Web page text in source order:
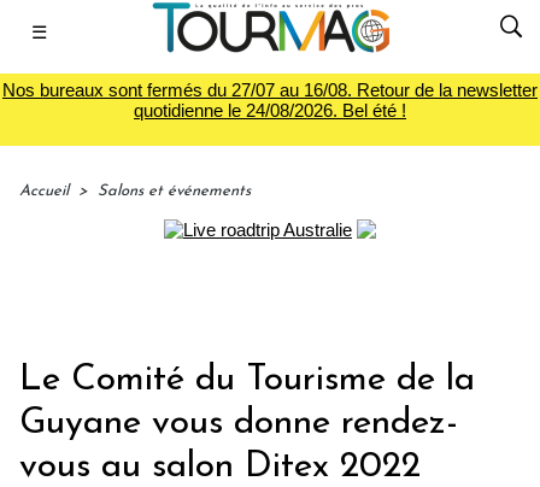
☰
Nos bureaux sont fermés du 27/07 au 16/08. Retour de la newsletter
quotidienne le 24/08/2026. Bel été !
Accueil > Salons et événements
Le Comité du Tourisme de la
Guyane vous donne rendez-
vous au salon Ditex 2022